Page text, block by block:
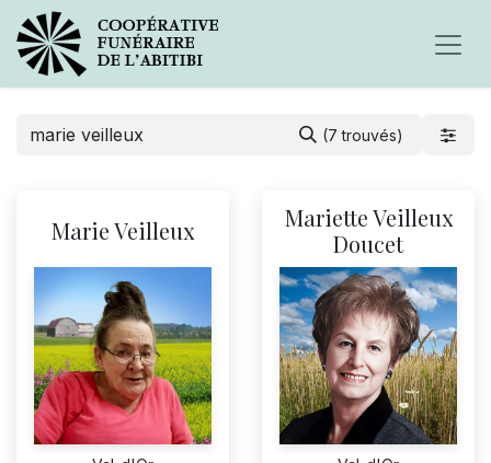
(7 trouvés)
Marie Veilleux
Mariette Veilleux
Doucet